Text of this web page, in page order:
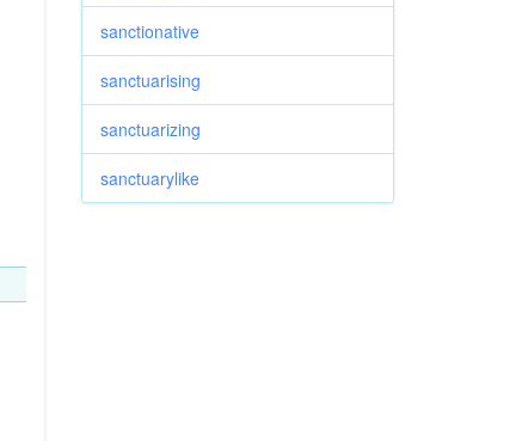
sanctionative
sanctuarising
sanctuarizing
sanctuarylike